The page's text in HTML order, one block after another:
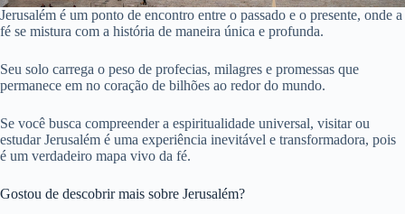
Jerusalém é um ponto de encontro entre o passado e o presente, onde a
fé se mistura com a história de maneira única e profunda.
Seu solo carrega o peso de profecias, milagres e promessas que
permanece em no coração de bilhões ao redor do mundo.
Se você busca compreender a espiritualidade universal, visitar ou
estudar Jerusalém é uma experiência inevitável e transformadora, pois
é um verdadeiro mapa vivo da fé.
Gostou de descobrir mais sobre Jerusalém?